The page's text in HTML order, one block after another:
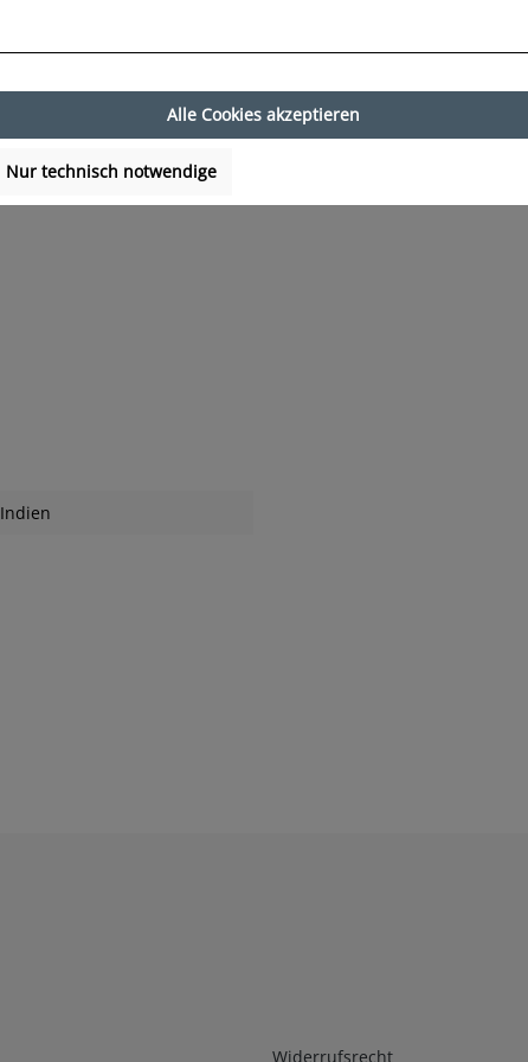
Indien
Infos 2
Widerrufsrecht
Alle Cookies akzeptieren
Nur technisch notwendige